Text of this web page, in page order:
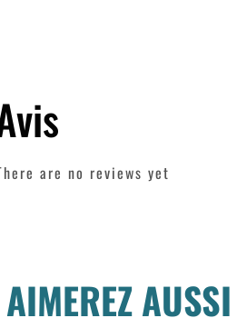
are no reviews yet
AUSSI